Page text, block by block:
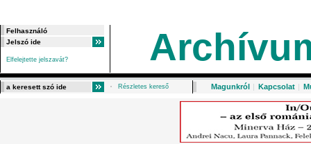
Elfelejtette jelszavát?
Részletes kereső Magunkról | Kapcsolat |